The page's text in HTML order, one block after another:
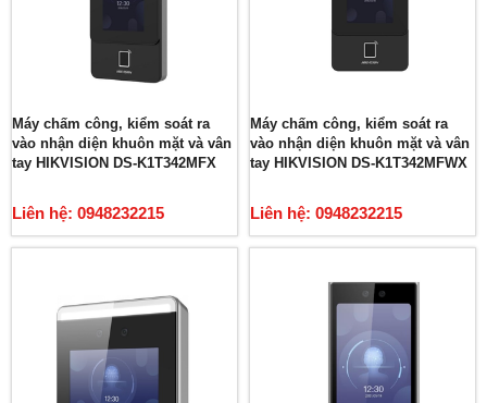
Máy chấm công, kiểm soát ra
vào nhận diện khuôn mặt và vân
tay HIKVISION DS-K1T342MFX
Liên hệ: 0948232215
Máy chấm công, kiểm soát ra
vào nhận diện khuôn mặt và vân
tay HIKVISION DS-K1T342MFWX
Liên hệ: 0948232215